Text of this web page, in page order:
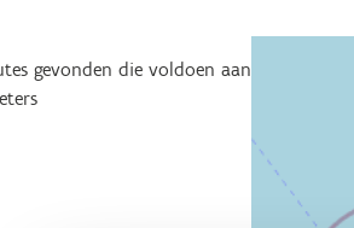
gevonden die voldoen aan